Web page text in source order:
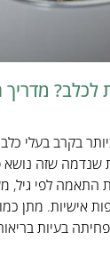
מדריך
בקרב בעלי
שנדמה שזה
התאמה לפי גיל,
אישיות. מתן
בעיות